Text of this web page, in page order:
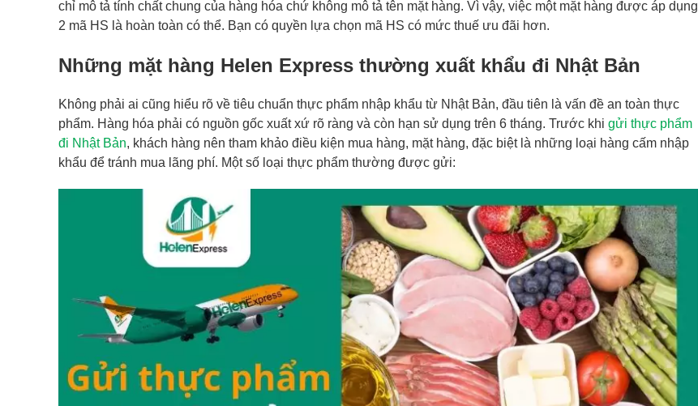
chỉ mô tả tính chất chung của hàng hóa chứ không mô tả tên mặt hàng. Vì vậy, việc một mặt hàng được áp dụng
2 mã HS là hoàn toàn có thể. Bạn có quyền lựa chọn mã HS có mức thuế ưu đãi hơn.
Những mặt hàng Helen Express thường xuất khẩu đi Nhật Bản
Không phải ai cũng hiểu rõ về tiêu chuẩn thực phẩm nhập khẩu từ Nhật Bản, đầu tiên là vấn đề an toàn thực
phẩm. Hàng hóa phải có nguồn gốc xuất xứ rõ ràng và còn hạn sử dụng trên 6 tháng. Trước khi gửi thực phẩm
đi Nhật Bản, khách hàng nên tham khảo điều kiện mua hàng, mặt hàng, đặc biệt là những loại hàng cấm nhập
khẩu để tránh mua lãng phí. Một số loại thực phẩm thường được gửi: